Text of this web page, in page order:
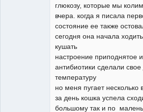
глюкозу, которые мы
вчера. когда я писала
состояние ее также
сегодня она начала
кушать
настроение приподнятое
антибиотики сделали
температуру
но меня пугает несколько
за день кошка успела
большому так и по